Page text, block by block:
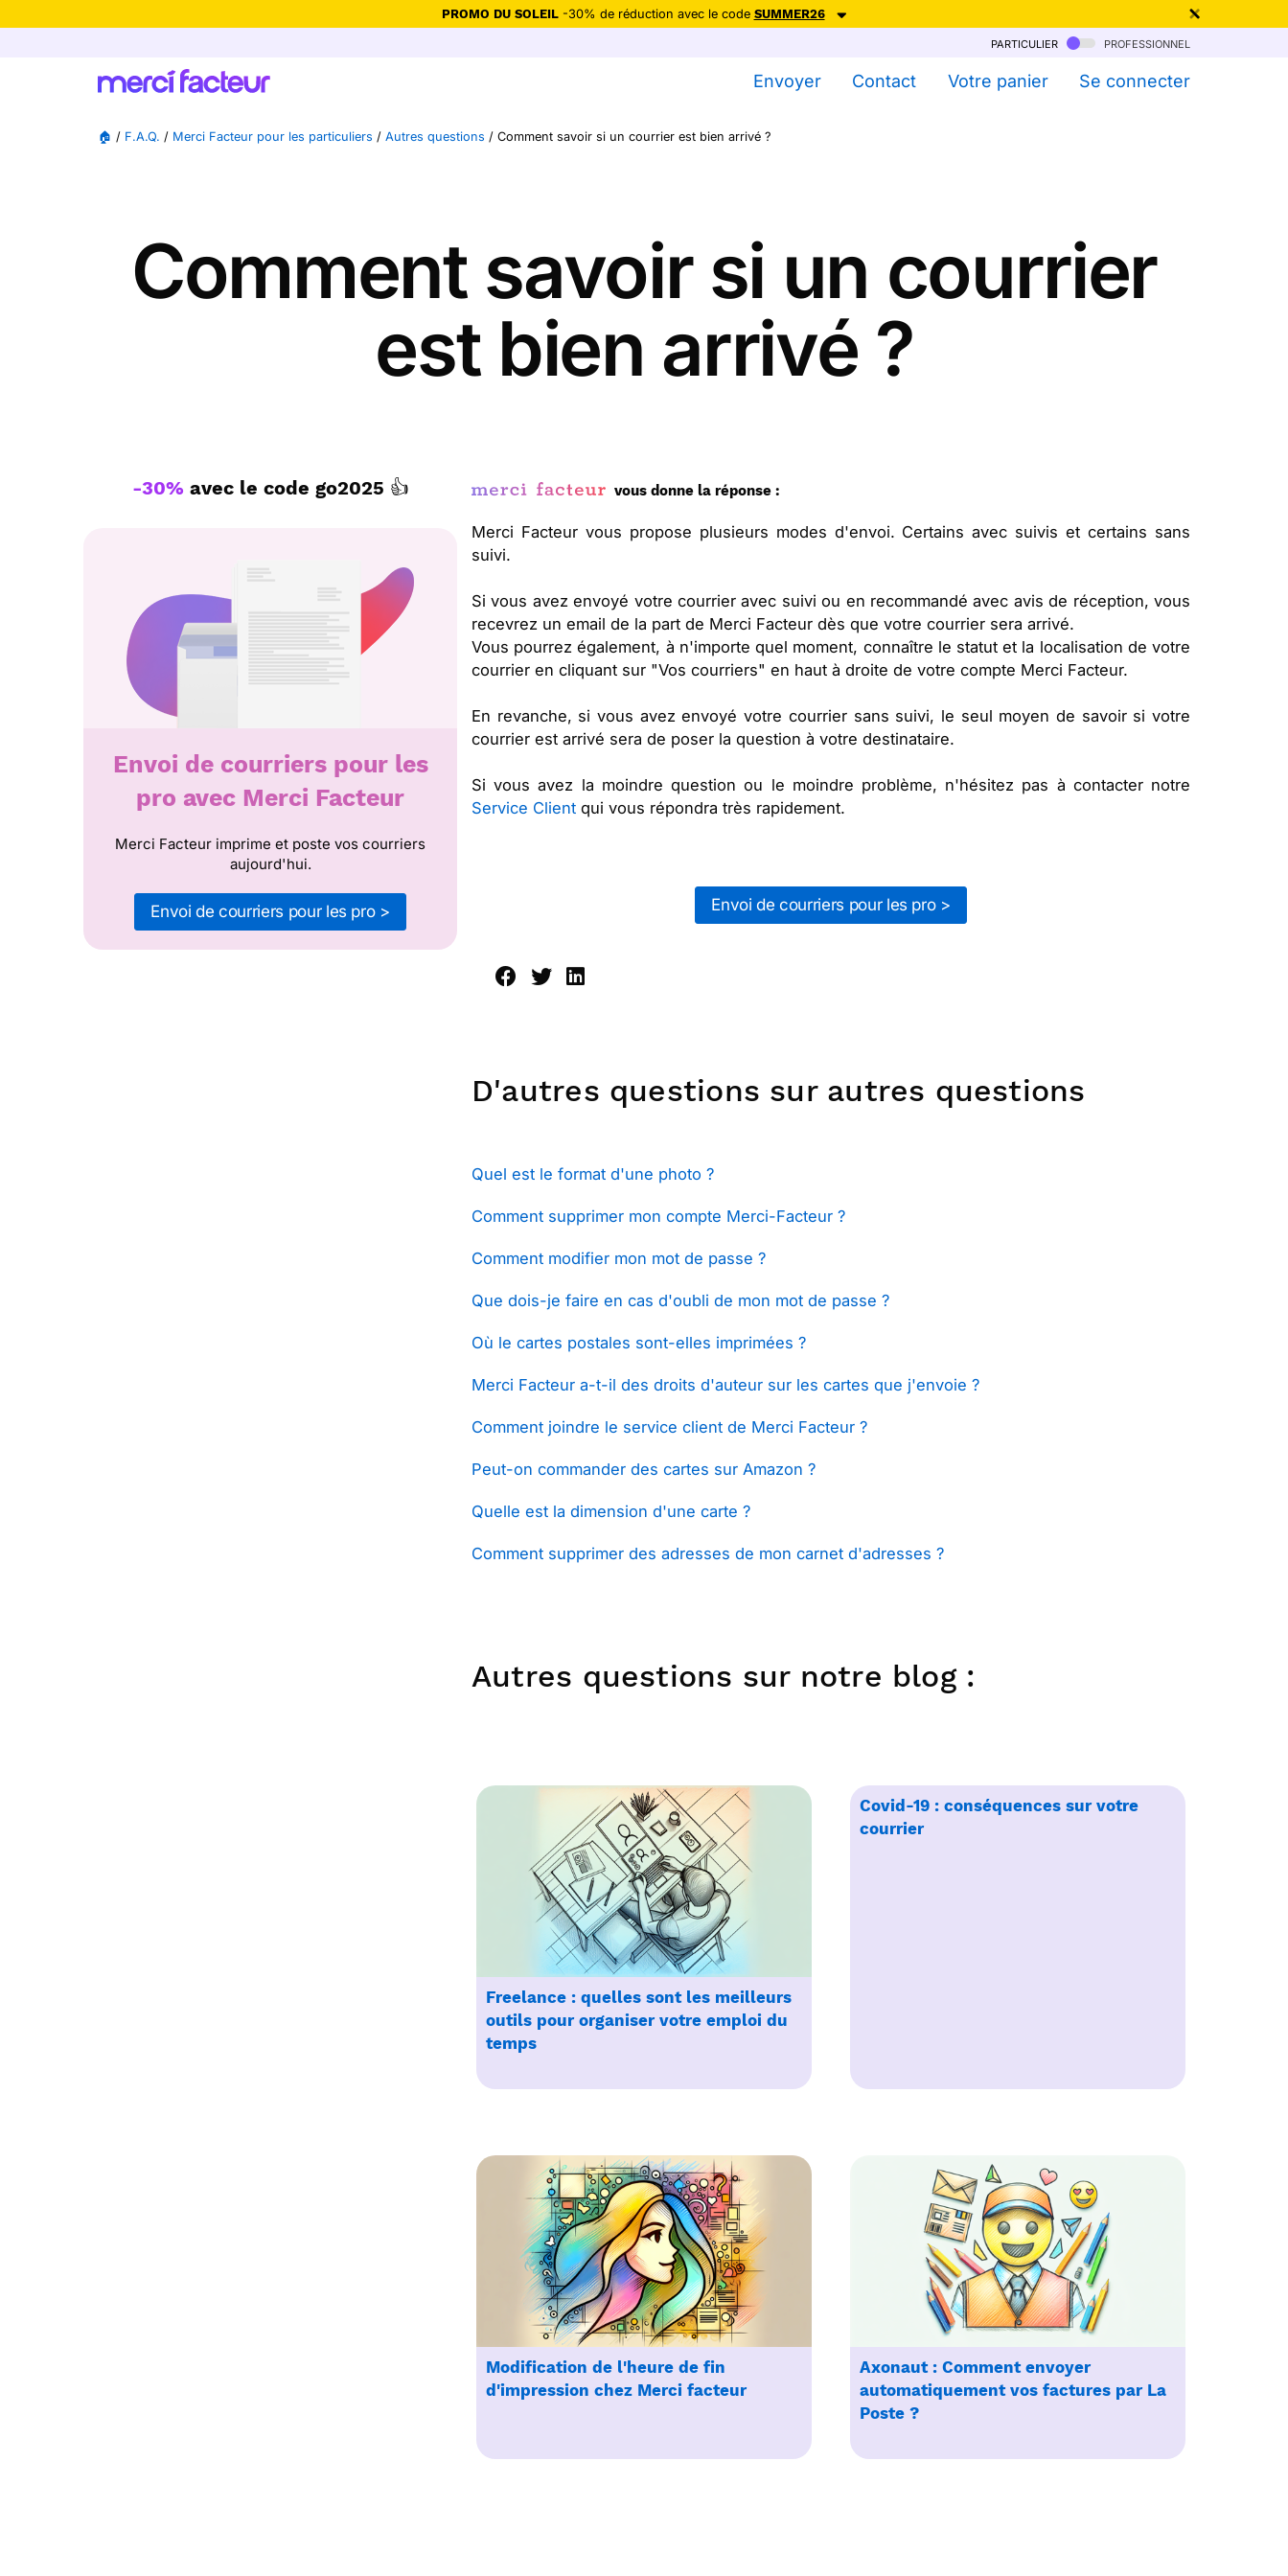
PROMO DU SOLEIL-30% de réduction avec le code SUMMER26
particulier professionnel
Envoyer Contact Votre panier Se connecter
🏠 / F.A.Q. / Merci Facteur pour les particuliers / Autres questions / Comment savoir si un courrier est bien arrivé ?
Comment savoir si un courrier
est bien arrivé ?
-30% avec le code go2025 👍
Envoi de courriers pour les
pro avec Merci Facteur
Merci Facteur imprime et poste vos courriers
aujourd'hui.
Envoi de courriers pour les pro >
vous donne la réponse :
Merci Facteur vous propose plusieurs modes d'envoi. Certains avec suivis et certains sans
suivi.
Si vous avez envoyé votre courrier avec suivi ou en recommandé avec avis de réception, vous
recevrez un email de la part de Merci Facteur dès que votre courrier sera arrivé.
Vous pourrez également, à n'importe quel moment, connaître le statut et la localisation de votre
courrier en cliquant sur "Vos courriers" en haut à droite de votre compte Merci Facteur.
En revanche, si vous avez envoyé votre courrier sans suivi, le seul moyen de savoir si votre
courrier est arrivé sera de poser la question à votre destinataire.
Si vous avez la moindre question ou le moindre problème, n'hésitez pas à contacter notre
Service Client qui vous répondra très rapidement.
Envoi de courriers pour les pro >
D'autres questions sur autres questions
Quel est le format d'une photo ?
Comment supprimer mon compte Merci-Facteur ?
Comment modifier mon mot de passe ?
Que dois-je faire en cas d'oubli de mon mot de passe ?
Où le cartes postales sont-elles imprimées ?
Merci Facteur a-t-il des droits d'auteur sur les cartes que j'envoie ?
Comment joindre le service client de Merci Facteur ?
Peut-on commander des cartes sur Amazon ?
Quelle est la dimension d'une carte ?
Comment supprimer des adresses de mon carnet d'adresses ?
Autres questions sur notre blog :
Freelance : quelles sont les meilleurs
outils pour organiser votre emploi du
temps
Covid-19 : conséquences sur votre
courrier
Modification de l'heure de fin
d'impression chez Merci facteur
Axonaut : Comment envoyer
automatiquement vos factures par La
Poste ?